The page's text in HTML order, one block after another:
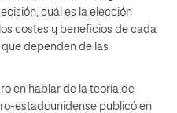
cuál es la elección
costes y beneficios de cada
dependen de las
en hablar de la teoría de
estadounidense publicó en